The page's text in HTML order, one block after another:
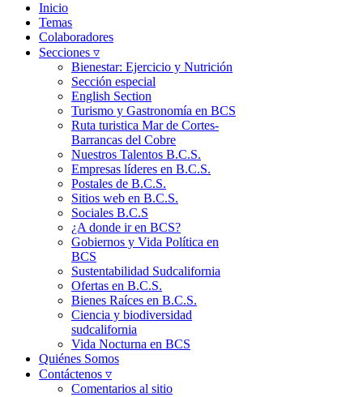
Inicio
Temas
Colaboradores
Secciones ▿
Bienestar: Ejercicio y Nutrición
Sección especial
English Section
Turismo y Gastronomía en BCS
Ruta turistica Mar de Cortes-
Barrancas del Cobre
Nuestros Talentos B.C.S.
Empresas líderes en B.C.S.
Postales de B.C.S.
Sitios web en B.C.S.
Sociales B.C.S
¿A donde ir en BCS?
Gobiernos y Vida Política en
BCS
Sustentabilidad Sudcalifornia
Ofertas en B.C.S.
Bienes Raíces en B.C.S.
Ciencia y biodiversidad
sudcalifornia
Vida Nocturna en BCS
Quiénes Somos
Contáctenos ▿
Comentarios al sitio